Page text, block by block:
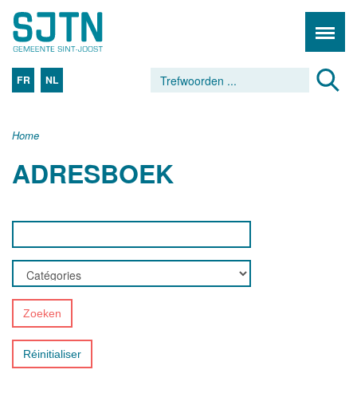
FR NL
Home
ADRESBOEK
Zoeken
Réinitialiser